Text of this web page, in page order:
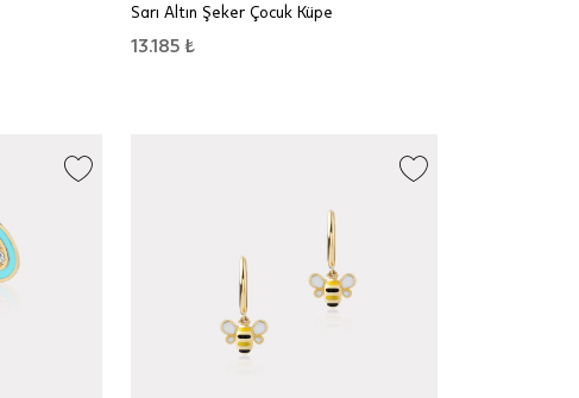
Sarı Altın Şeker Çocuk Küpe
13.185 ₺